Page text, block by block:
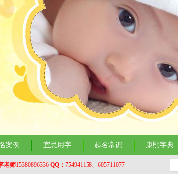
案例 宜忌用字 起名常识 康熙字典
老师15380896336 QQ： 754941158、605711077